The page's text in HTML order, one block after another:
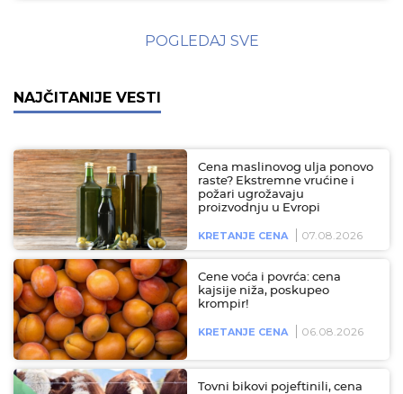
POGLEDAJ SVE
NAJČITANIJE VESTI
Cena maslinovog ulja ponovo
raste? Ekstremne vrućine i
požari ugrožavaju
proizvodnju u Evropi
KRETANJE CENA 07.08.2026
Cene voća i povrća: cena
kajsije niža, poskupeo
krompir!
KRETANJE CENA 06.08.2026
Tovni bikovi pojeftinili, cena